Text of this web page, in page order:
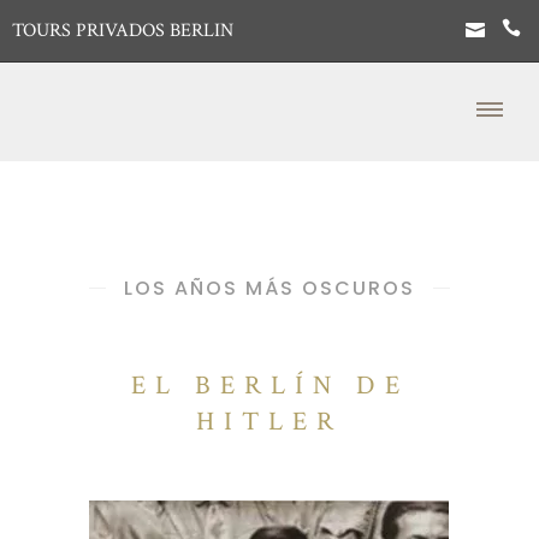
TOURS PRIVADOS BERLIN
LOS AÑOS MÁS OSCUROS
EL BERLÍN DE
HITLER